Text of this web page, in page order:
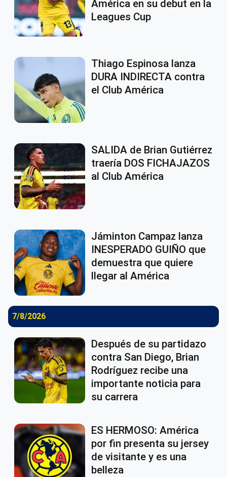
América en su debut en la
Leagues Cup
Thiago Espinosa lanza
DURA INDIRECTA contra
el Club América
SALIDA de Brian Gutiérrez
traería DOS FICHAJAZOS
al Club América
Jáminton Campaz lanza
INESPERADO GUIÑO que
demuestra que quiere
llegar al América
7/8/2026
Después de su partidazo
contra San Diego, Brian
Rodríguez recibe una
importante noticia para
su carrera
ES HERMOSO: América
por fin presenta su jersey
de visitante y es una
belleza